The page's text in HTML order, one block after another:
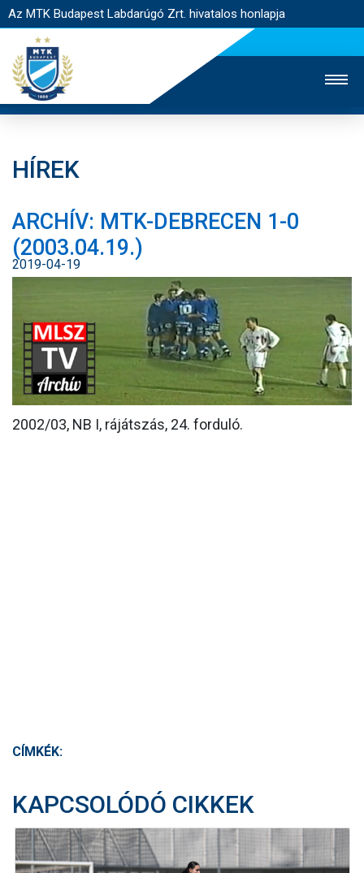
Az MTK Budapest Labdarúgó Zrt. hivatalos honlapja
JEGYÉRTÉKESÍTÉS
WEBSHOP
STADION
EGYESÜLET
NYITÓLAP
HÍREK
CSAPATOK
MÉRKŐZÉSEK
KLUB
HÍREK
ARCHÍV: MTK-DEBRECEN 1-0
(2003.04.19.)
2019-04-19
2002/03, NB I, rájátszás, 24. forduló.
CÍMKÉK:
KAPCSOLÓDÓ CIKKEK